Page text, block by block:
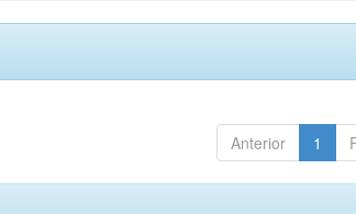
Anterior 1